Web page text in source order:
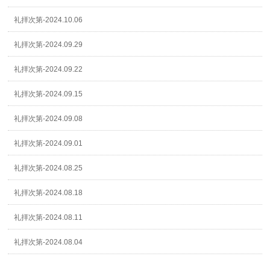
礼拝次第-2024.10.06
礼拝次第-2024.09.29
礼拝次第-2024.09.22
礼拝次第-2024.09.15
礼拝次第-2024.09.08
礼拝次第-2024.09.01
礼拝次第-2024.08.25
礼拝次第-2024.08.18
礼拝次第-2024.08.11
礼拝次第-2024.08.04